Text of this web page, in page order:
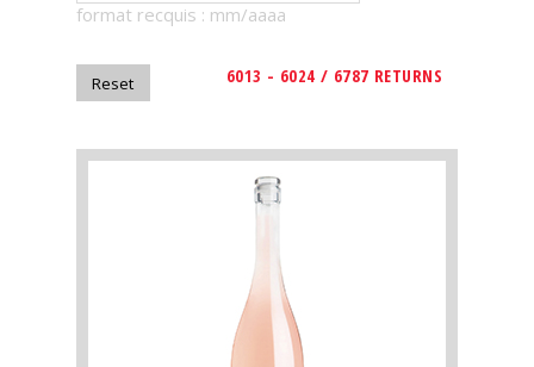
magazine
Magazine
format recquis : mm/aaaa
6013 - 6024 / 6787 RETURNS